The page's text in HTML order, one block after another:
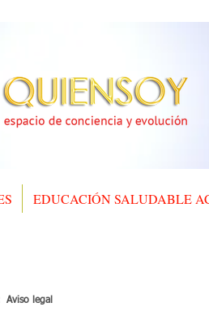
y evolución
EDUCACIÓN SALUDABLE
legal